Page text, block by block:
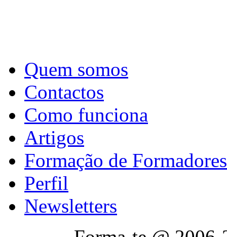
Quem somos
Contactos
Como funciona
Artigos
Formação de Formadores
Perfil
Newsletters